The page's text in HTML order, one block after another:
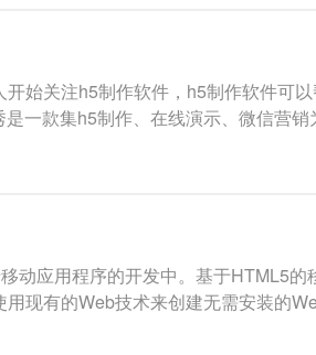
始关注h5制作软件，h5制作软件可
一款集h5制作、在线演示、微信营
动应用程序的开发中。基于HTML5
现有的Web技术来创建无需安装的